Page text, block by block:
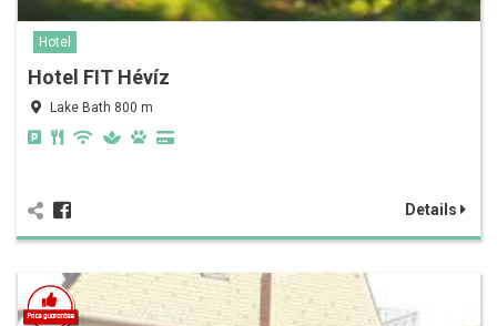
Hotel
Hotel FIT Hévíz
Lake Bath 800 m
Details